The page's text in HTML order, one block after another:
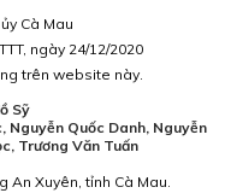
Cà Mau
ngày 24/12/2020
trên website này.
Sỹ
Nguyễn Quốc Danh, Nguyễn
Trương Văn Tuấn
An Xuyên, tỉnh Cà Mau.